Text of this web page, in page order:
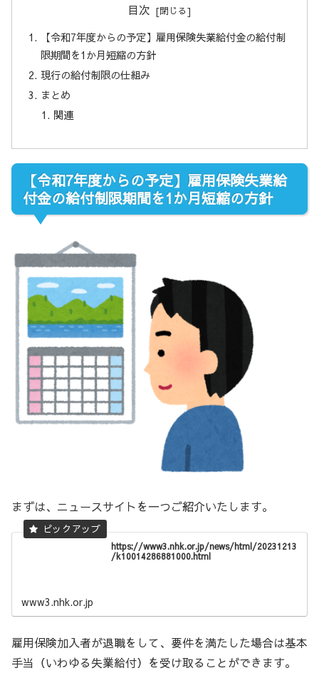
目次
【令和7年度からの予定】雇用保険失業給付金の給付制
限期間を1か月短縮の方針
現行の給付制限の仕組み
まとめ
関連
【令和7年度からの予定】雇用保険失業給
付金の給付制限期間を1か月短縮の方針
まずは、ニュースサイトを一つご紹介いたします。
https://www3.nhk.or.jp/news/html/20231213
/k10014286881000.html
www3.nhk.or.jp
雇用保険加入者が退職をして、要件を満たした場合は基本
手当（いわゆる失業給付）を受け取ることができます。